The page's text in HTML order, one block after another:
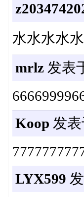
水水水水
mrlz发表
Koop 发表
LYX599